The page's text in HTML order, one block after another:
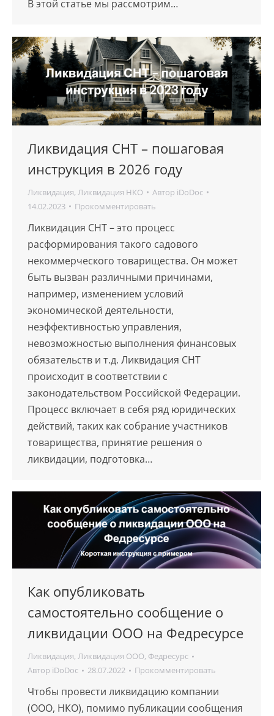
В этой статье мы рассмотрим…
Ликвидация СНТ – пошаговая
инструкция в 2026 году
Ликвидация, Ликвидация НКО Автор iDoDoc
14.02.2023
Прокомментировать
Ликвидация СНТ – это процесс
расформирования такого садового
некоммерческого товарищества. Он может
быть вызван различными причинами,
например, изменением условий
экономической деятельности,
неэффективностью управления,
невозможностью выполнения финансовых
обязательств и т.д. Ликвидация СНТ
происходит в соответствии с
законодательством Российской Федерации.
Процесс включает в себя ряд юридических
действий, таких как собрание участников
товарищества, принятие решения о
ликвидации, подготовка…
Как опубликовать
самостоятельно сообщение о
ликвидации ООО на Федресурсе
Ликвидация, Ликвидация ООО, Федресурс
Автор iDoDoc 28.07.2022 Прокомментировать
Чтобы провести ликвидацию компании
(ООО, НКО), помимо публикации сообщения